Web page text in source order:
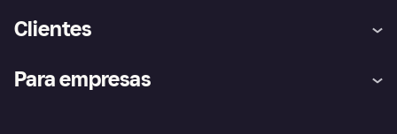
Clientes
Inicio de sesión
Para empresas